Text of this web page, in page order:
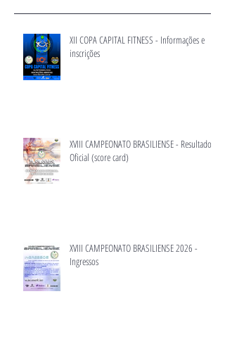
XII COPA CAPITAL FITNESS - Informações e
inscrições
XVIII CAMPEONATO BRASILIENSE - Resultado
Oficial (score card)
XVIII CAMPEONATO BRASILIENSE 2026 -
Ingressos